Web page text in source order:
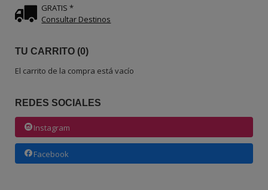
GRATIS *
Consultar Destinos
TU CARRITO (0)
El carrito de la compra está vacío
REDES SOCIALES
Instagram
Facebook